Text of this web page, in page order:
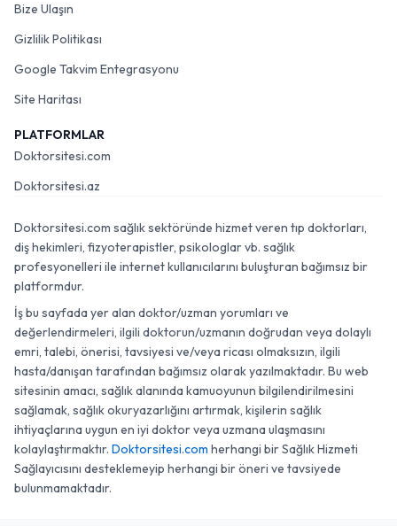
Bize Ulaşın
Gizlilik Politikası
Google Takvim Entegrasyonu
Site Haritası
PLATFORMLAR
Doktorsitesi.com
Doktorsitesi.az
Doktorsitesi.com sağlık sektöründe hizmet veren tıp doktorları,
diş hekimleri, fizyoterapistler, psikologlar vb. sağlık
profesyonelleri ile internet kullanıcılarını buluşturan bağımsız bir
platformdur.
İş bu sayfada yer alan doktor/uzman yorumları ve
değerlendirmeleri, ilgili doktorun/uzmanın doğrudan veya dolaylı
emri, talebi, önerisi, tavsiyesi ve/veya ricası olmaksızın, ilgili
hasta/danışan tarafından bağımsız olarak yazılmaktadır. Bu web
sitesinin amacı, sağlık alanında kamuoyunun bilgilendirilmesini
sağlamak, sağlık okuryazarlığını artırmak, kişilerin sağlık
ihtiyaçlarına uygun en iyi doktor veya uzmana ulaşmasını
kolaylaştırmaktır. Doktorsitesi.com herhangi bir Sağlık Hizmeti
Sağlayıcısını desteklemeyip herhangi bir öneri ve tavsiyede
bulunmamaktadır.